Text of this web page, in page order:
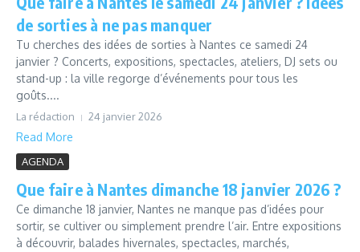
de sorties à ne pas manquer
Tu cherches des idées de sorties à Nantes ce samedi 24
janvier ? Concerts, expositions, spectacles, ateliers, DJ sets ou
stand-up : la ville regorge d’événements pour tous les
goûts....
La rédaction 24 janvier 2026
Read More
AGENDA
Que faire à Nantes dimanche 18 janvier 2026 ?
Ce dimanche 18 janvier, Nantes ne manque pas d’idées pour
sortir, se cultiver ou simplement prendre l’air. Entre expositions
à découvrir, balades hivernales, spectacles, marchés,